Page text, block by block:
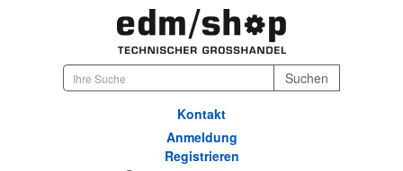
Kontakt
Anmeldung
Registrieren